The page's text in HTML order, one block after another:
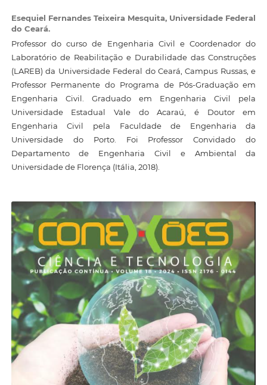
Esequiel Fernandes Teixeira Mesquita, Universidade Federal
do Ceará.
Professor do curso de Engenharia Civil e Coordenador do
Laboratório de Reabilitação e Durabilidade das Construções
(LAREB) da Universidade Federal do Ceará, Campus Russas, e
Professor Permanente do Programa de Pós-Graduação em
Engenharia Civil. Graduado em Engenharia Civil pela
Universidade Estadual Vale do Acaraú, é Doutor em
Engenharia Civil pela Faculdade de Engenharia da
Universidade do Porto. Foi Professor Convidado do
Departamento de Engenharia Civil e Ambiental da
Universidade de Florença (Itália, 2018).